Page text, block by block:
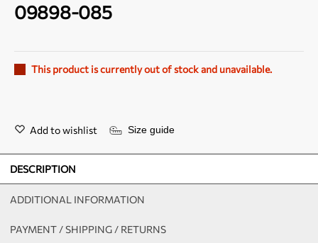
09898-085
This product is currently out of stock and unavailable.
Add to wishlist Size guide
DESCRIPTION
ADDITIONAL INFORMATION
PAYMENT / SHIPPING / RETURNS